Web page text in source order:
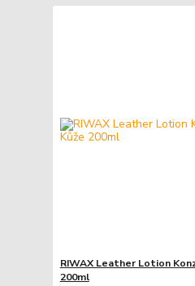
RIWAX Leather Lotion
200ml